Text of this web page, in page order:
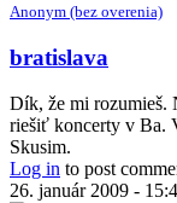
Anonym (bez overenia)
In
reply
to
Stavnica
by
Kremienok
bratislava
Dík, že mi rozumieš.
riešiť koncerty v Ba.
Skusim.
Log in to post
26. január 2009 -